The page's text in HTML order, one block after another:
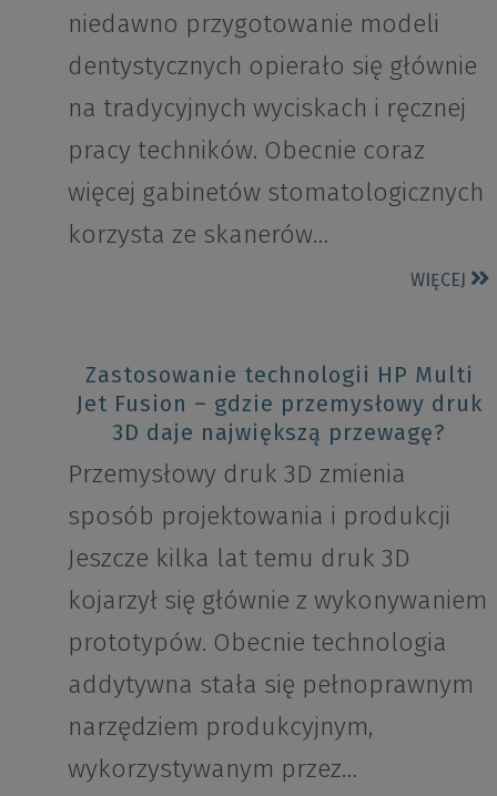
niedawno przygotowanie modeli
dentystycznych opierało się głównie
na tradycyjnych wyciskach i ręcznej
pracy techników. Obecnie coraz
więcej gabinetów stomatologicznych
korzysta ze skanerów…
WIĘCEJ
Zastosowanie technologii HP Multi
Jet Fusion – gdzie przemysłowy druk
3D daje największą przewagę?
Przemysłowy druk 3D zmienia
sposób projektowania i produkcji
Jeszcze kilka lat temu druk 3D
kojarzył się głównie z wykonywaniem
prototypów. Obecnie technologia
addytywna stała się pełnoprawnym
narzędziem produkcyjnym,
wykorzystywanym przez…